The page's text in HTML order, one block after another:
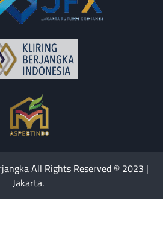
All Rights Reserved © 2023 |
Jakarta.